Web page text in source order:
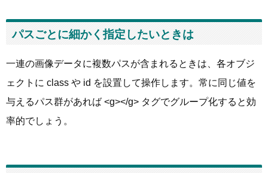
パスごとに細かく指定したいときは
一連の画像データに複数パスが含まれるときは、各オブジ
ェクトに class や id を設置して操作します。常に同じ値を
与えるパス群があれば <g></g> タグでグループ化すると効
率的でしょう。